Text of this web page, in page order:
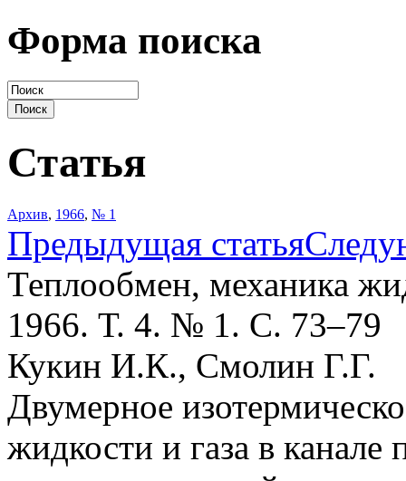
Форма поиска
Статья
Архив, 1966, № 1
Предыдущая статья
Теплообмен, механика
1966. Т. 4. № 1. С. 73–79
Кукин И.К., Смолин Г.Г.
Двумерное
жидкости и газа в канале